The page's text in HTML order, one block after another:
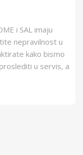
i SAL imaju
nepravilnost u
kako bismo
u servis, a